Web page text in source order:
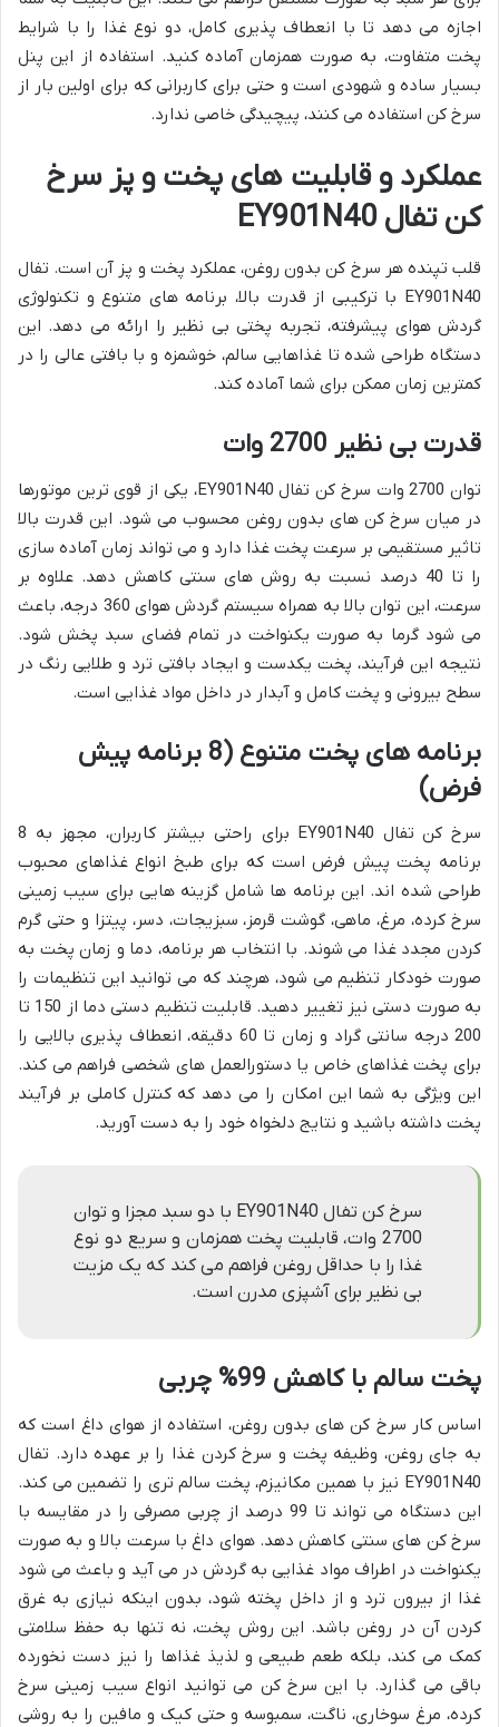
اجازه می دهد تا با انعطاف پذیری کامل، دو نوع غذا را با شرایط
پخت متفاوت، به صورت همزمان آماده کنید. استفاده از این پنل
بسیار ساده و شهودی است و حتی برای کاربرانی که برای اولین بار از
سرخ کن استفاده می کنند، پیچیدگی خاصی ندارد.
عملکرد و قابلیت های پخت و پز سرخ
کن تفال EY901N40
قلب تپنده هر سرخ کن بدون روغن، عملکرد پخت و پز آن است. تفال
EY901N40 با ترکیبی از قدرت بالا، برنامه های متنوع و تکنولوژی
گردش هوای پیشرفته، تجربه پختی بی نظیر را ارائه می دهد. این
دستگاه طراحی شده تا غذاهایی سالم، خوشمزه و با بافتی عالی را در
کمترین زمان ممکن برای شما آماده کند.
قدرت بی نظیر 2700 وات
توان 2700 وات سرخ کن تفال EY901N40، یکی از قوی ترین موتورها
در میان سرخ کن های بدون روغن محسوب می شود. این قدرت بالا
تاثیر مستقیمی بر سرعت پخت غذا دارد و می تواند زمان آماده سازی
را تا 40 درصد نسبت به روش های سنتی کاهش دهد. علاوه بر
سرعت، این توان بالا به همراه سیستم گردش هوای 360 درجه، باعث
می شود گرما به صورت یکنواخت در تمام فضای سبد پخش شود.
نتیجه این فرآیند، پخت یکدست و ایجاد بافتی ترد و طلایی رنگ در
سطح بیرونی و پخت کامل و آبدار در داخل مواد غذایی است.
برنامه های پخت متنوع (8 برنامه پیش
فرض)
سرخ کن تفال EY901N40 برای راحتی بیشتر کاربران، مجهز به 8
برنامه پخت پیش فرض است که برای طبخ انواع غذاهای محبوب
طراحی شده اند. این برنامه ها شامل گزینه هایی برای سیب زمینی
سرخ کرده، مرغ، ماهی، گوشت قرمز، سبزیجات، دسر، پیتزا و حتی گرم
کردن مجدد غذا می شوند. با انتخاب هر برنامه، دما و زمان پخت به
صورت خودکار تنظیم می شود، هرچند که می توانید این تنظیمات را
به صورت دستی نیز تغییر دهید. قابلیت تنظیم دستی دما از 150 تا
200 درجه سانتی گراد و زمان تا 60 دقیقه، انعطاف پذیری بالایی را
برای پخت غذاهای خاص یا دستورالعمل های شخصی فراهم می کند.
این ویژگی به شما این امکان را می دهد که کنترل کاملی بر فرآیند
پخت داشته باشید و نتایج دلخواه خود را به دست آورید.
سرخ کن تفال EY901N40 با دو سبد مجزا و توان
2700 وات، قابلیت پخت همزمان و سریع دو نوع
غذا را با حداقل روغن فراهم می کند که یک مزیت
بی نظیر برای آشپزی مدرن است.
پخت سالم با کاهش 99% چربی
اساس کار سرخ کن های بدون روغن، استفاده از هوای داغ است که
به جای روغن، وظیفه پخت و سرخ کردن غذا را بر عهده دارد. تفال
EY901N40 نیز با همین مکانیزم، پخت سالم تری را تضمین می کند.
این دستگاه می تواند تا 99 درصد از چربی مصرفی را در مقایسه با
سرخ کن های سنتی کاهش دهد. هوای داغ با سرعت بالا و به صورت
یکنواخت در اطراف مواد غذایی به گردش در می آید و باعث می شود
غذا از بیرون ترد و از داخل پخته شود، بدون اینکه نیازی به غرق
کردن آن در روغن باشد. این روش پخت، نه تنها به حفظ سلامتی
کمک می کند، بلکه طعم طبیعی و لذیذ غذاها را نیز دست نخورده
باقی می گذارد. با این سرخ کن می توانید انواع سیب زمینی سرخ
کرده، مرغ سوخاری، ناگت، سمبوسه و حتی کیک و مافین را به روشی